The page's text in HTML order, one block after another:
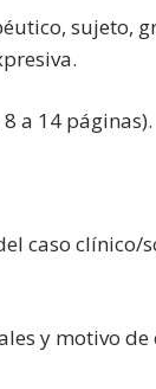
sujeto,
a 14 páginas).
caso clínico/
y motivo